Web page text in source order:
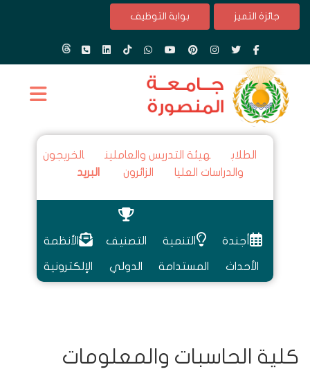
جائزة التميز بوابة التوظيف
الطلاب هيئة التدريس والعاملين
الخريجون
والدراسات العليا
الزائرون البريد
أجندة
الأحداث
التنمية
المستدامة
التصنيف
الدولي
الأنظمة
الإلكترونية
كلية الحاسبات والمعلومات